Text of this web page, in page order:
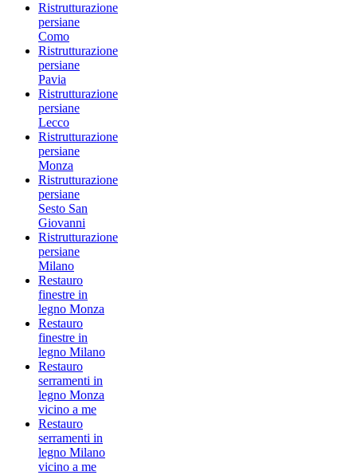
Ristrutturazione
persiane
Como
Ristrutturazione
persiane
Pavia
Ristrutturazione
persiane
Lecco
Ristrutturazione
persiane
Monza
Ristrutturazione
persiane
Sesto San
Giovanni
Ristrutturazione
persiane
Milano
Restauro
finestre in
legno Monza
Restauro
finestre in
legno Milano
Restauro
serramenti in
legno Monza
vicino a me
Restauro
serramenti in
legno Milano
vicino a me